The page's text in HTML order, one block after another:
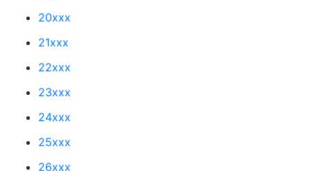
20xxx
21xxx
22xxx
23xxx
24xxx
25xxx
26xxx